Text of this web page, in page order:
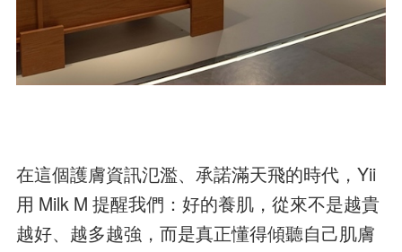
在這個護膚資訊氾濫、承諾滿天飛的時代，Yii
用 Milk M 提醒我們：好的養肌，從來不是越貴
越好、越多越強，而是真正懂得傾聽自己肌膚